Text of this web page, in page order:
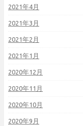
2021年4月
2021年3月
2021年2月
2021年1月
2020年12月
2020年11月
2020年10月
2020年9月